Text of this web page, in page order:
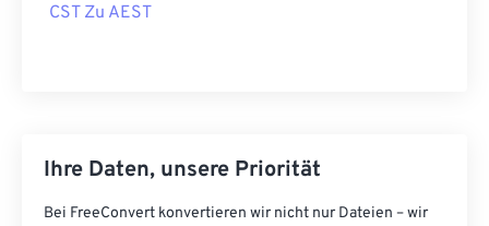
CST Zu AEST
Ihre Daten, unsere Priorität
Bei FreeConvert konvertieren wir nicht nur Dateien – wir